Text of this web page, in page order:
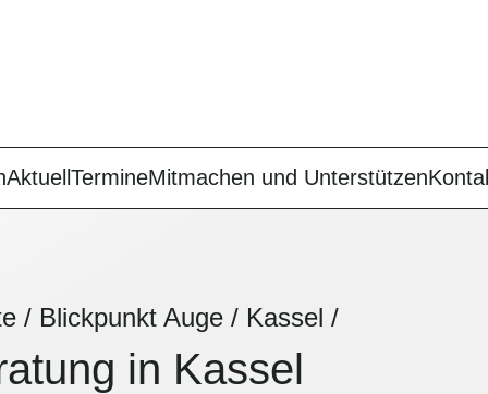
Aktuell TermineMitmachen und Unterstützen
/ Blickpunkt Auge / Kassel /
in Kassel